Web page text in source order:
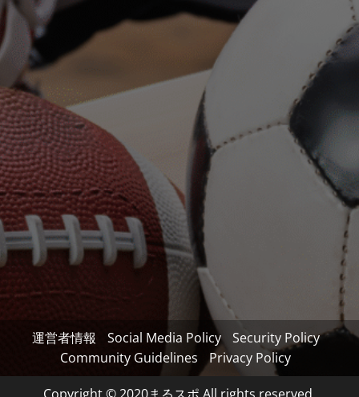
運営者情報 Social Media Policy
Security Policy
Community Guidelines
Privacy Policy